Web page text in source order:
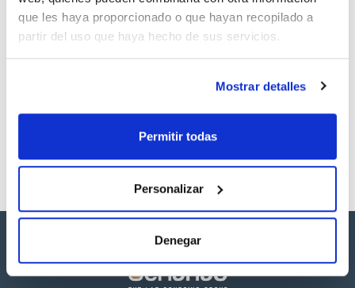
que les haya proporcionado o que hayan recopilado a
partir del uso que haya hecho de sus servicios.
Mostrar detalles
Permitir todas
Personalizar
Denegar
Acetonitrile
Conc. CAS
Precio
Comprar